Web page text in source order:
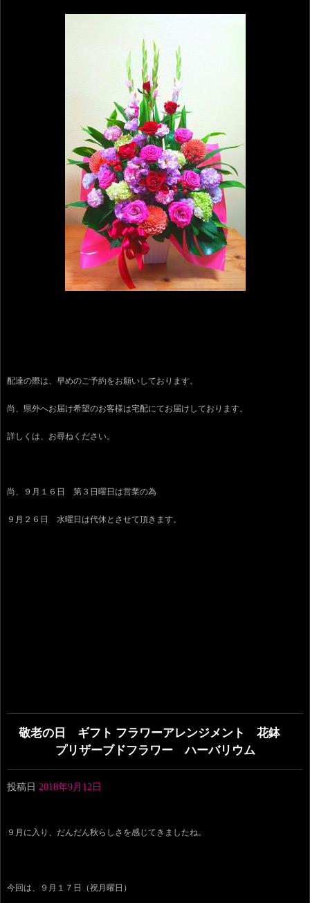
配達の際は、早めのご予約をお願いしております。
尚、県外へお届け希望のお客様は宅配にてお届けしております。
詳しくは、お尋ねください。
尚、９月１６日 第３日曜日は営業の為
９月２６日 水曜日は代休とさせて頂きます。
敬老の日 ギフト フラワーアレンジメント 花鉢
プリザーブドフラワー ハーバリウム
投稿日 2018年9月12日
９月に入り、だんだん秋らしさを感じてきましたね。
今回は、９月１７日（祝月曜日）